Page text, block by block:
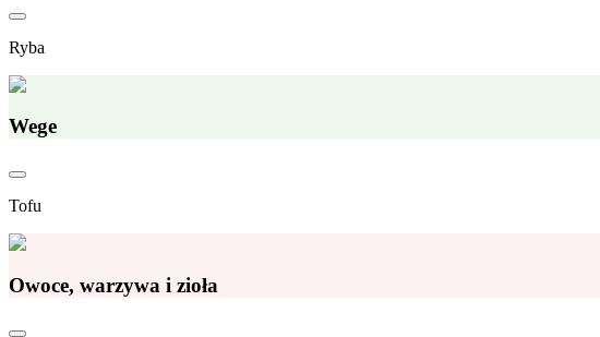
Ryba
Wege
Tofu
Owoce, warzywa i zioła